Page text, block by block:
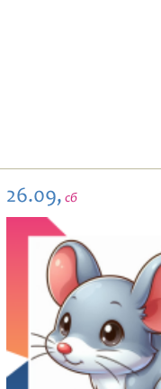
26.09, сб